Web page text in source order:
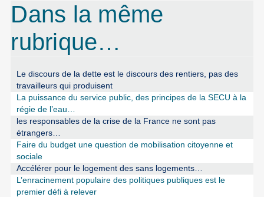
Dans la même
rubrique…
Le discours de la dette est le discours des rentiers, pas des
travailleurs qui produisent
La puissance du service public, des principes de la SECU à la
régie de l’eau…
les responsables de la crise de la France ne sont pas
étrangers…
Faire du budget une question de mobilisation citoyenne et
sociale
Accélérer pour le logement des sans logements…
L’enracinement populaire des politiques publiques est le
premier défi à relever